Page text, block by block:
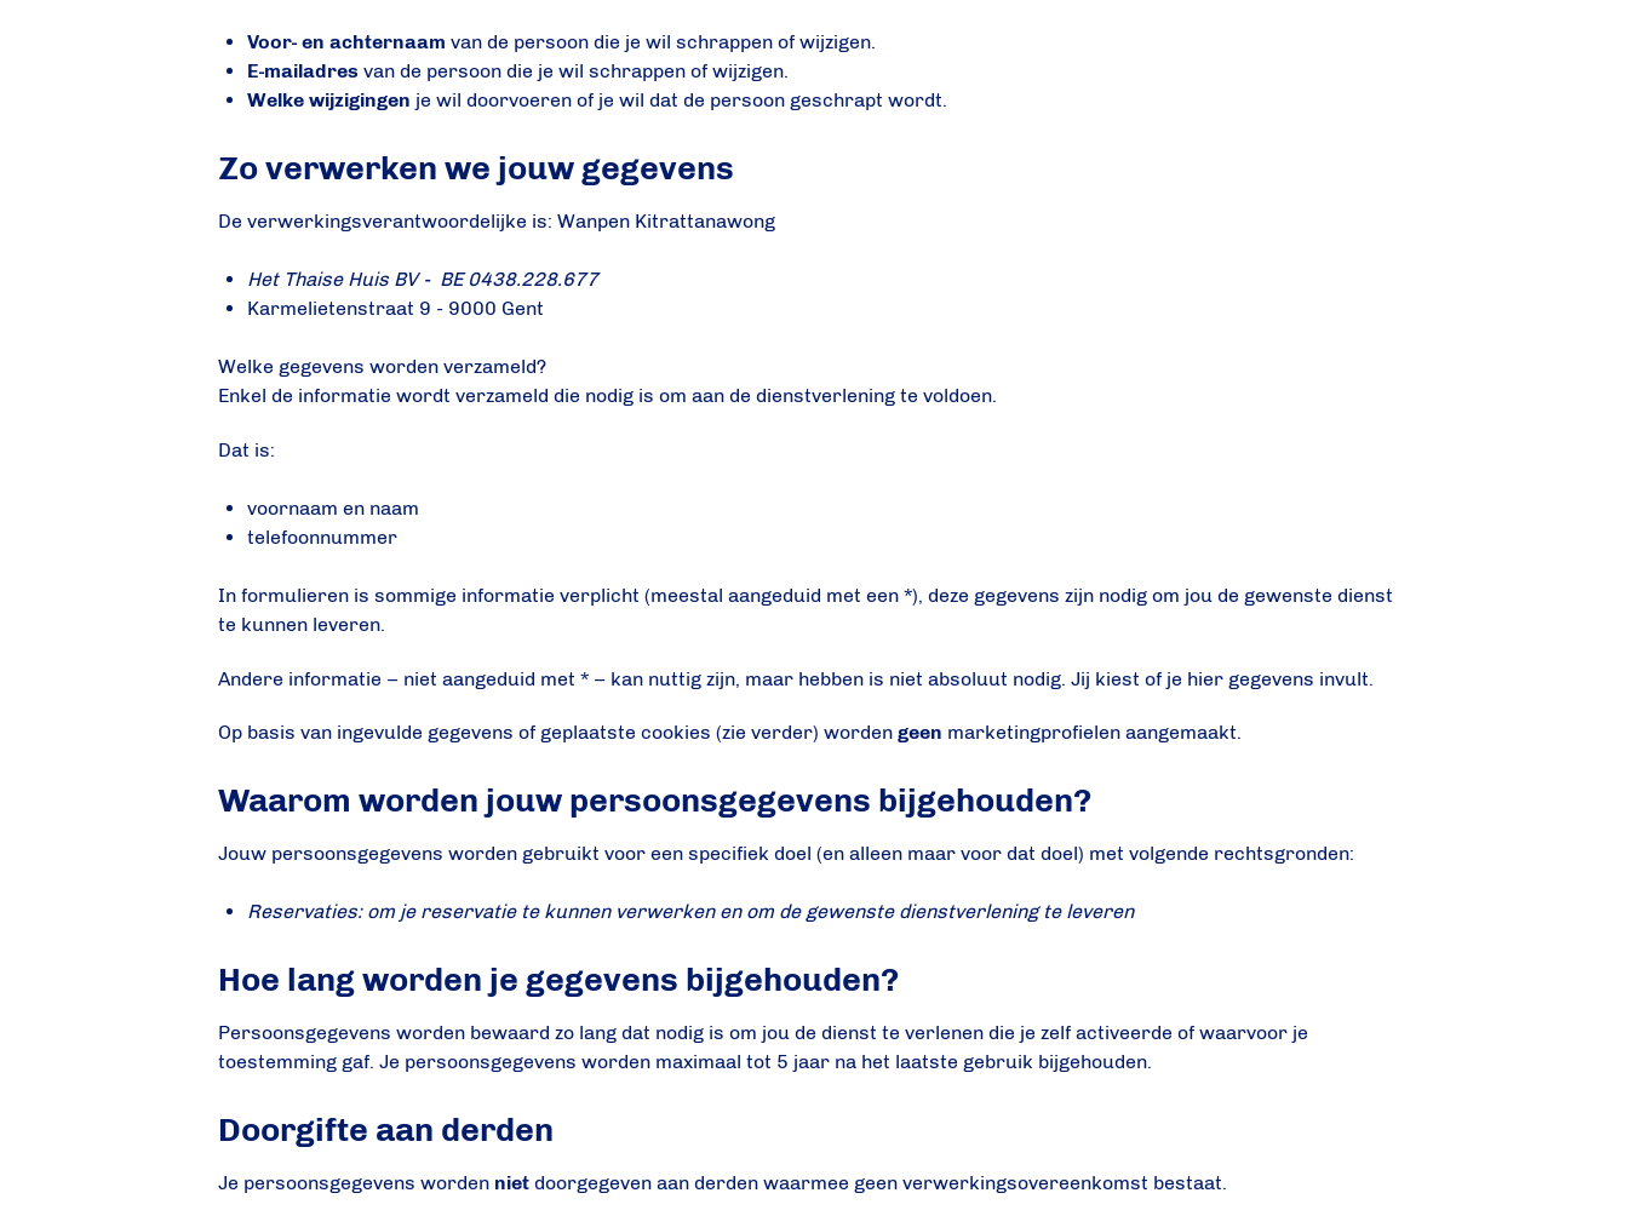
Voor- en achternaam van de persoon die je wil schrappen of wijzigen.
E-mailadres van de persoon die je wil schrappen of wijzigen.
Welke wijzigingen je wil doorvoeren of je wil dat de persoon geschrapt wordt.
Zo verwerken we jouw gegevens
De verwerkingsverantwoordelijke is: Wanpen Kitrattanawong
Het Thaise Huis BV - BE 0438.228.677
Karmelietenstraat 9 - 9000 Gent
Welke gegevens worden verzameld?
Enkel de informatie wordt verzameld die nodig is om aan de dienstverlening te voldoen.
Dat is:
voornaam en naam
telefoonnummer
In formulieren is sommige informatie verplicht (meestal aangeduid met een *), deze gegevens zijn nodig om jou de gewenste dienst
te kunnen leveren.
Andere informatie – niet aangeduid met * – kan nuttig zijn, maar hebben is niet absoluut nodig. Jij kiest of je hier gegevens invult.
Op basis van ingevulde gegevens of geplaatste cookies (zie verder) wordengeen marketingprofielen aangemaakt.
Waarom worden jouw persoonsgegevens bijgehouden?
Jouw persoonsgegevens worden gebruikt voor een specifiek doel (en alleen maar voor dat doel) met volgende rechtsgronden:
Reservaties: om je reservatie te kunnen verwerken en om de gewenste dienstverlening te leveren
Hoe lang worden je gegevens bijgehouden?
Persoonsgegevens worden bewaard zo lang dat nodig is om jou de dienst te verlenen die je zelf activeerde of waarvoor je
toestemming gaf. Je persoonsgegevens worden maximaal tot 5 jaar na het laatste gebruik bijgehouden.
Doorgifte aan derden
Je persoonsgegevens worden niet doorgegeven aan derden waarmee geen verwerkingsovereenkomst bestaat.